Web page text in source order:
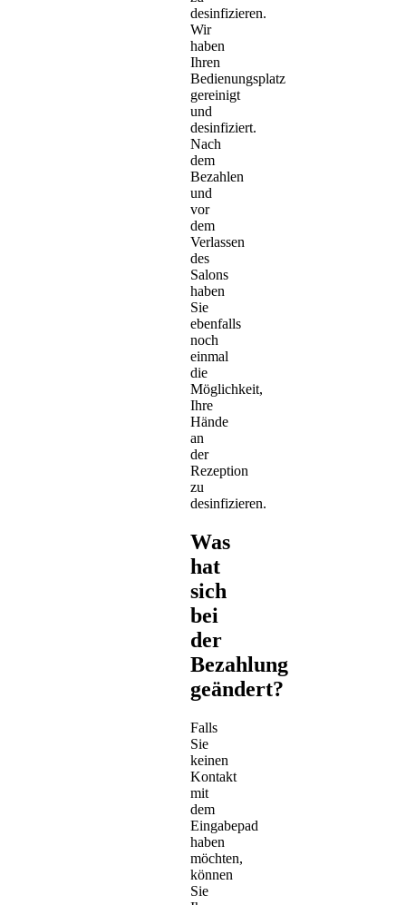
desinfizieren.
Wir
haben
Ihren
Bedienungsplatz
gereinigt
und
desinfiziert.
Nach
dem
Bezahlen
und
vor
dem
Verlassen
des
Salons
haben
Sie
ebenfalls
noch
einmal
die
Möglichkeit,
Ihre
Hände
an
der
Rezeption
zu
desinfizieren.
Was
hat
sich
bei
der
Bezahlung
geändert?
Falls
Sie
keinen
Kontakt
mit
dem
Eingabepad
haben
möchten,
können
Sie